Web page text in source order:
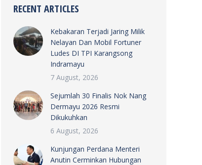
RECENT ARTICLES
Kebakaran Terjadi Jaring Milik
Nelayan Dan Mobil Fortuner
Ludes DI TPI Karangsong
Indramayu
7 August, 2026
Sejumlah 30 Finalis Nok Nang
Dermayu 2026 Resmi
Dikukuhkan
6 August, 2026
Kunjungan Perdana Menteri
Anutin Cerminkan Hubungan